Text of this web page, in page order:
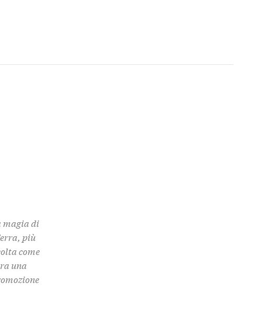
magia di
più
come
una